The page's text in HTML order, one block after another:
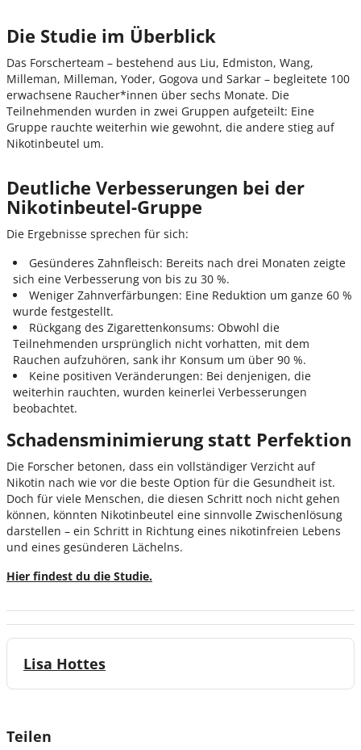
Die Studie im Überblick
Das Forscherteam – bestehend aus Liu, Edmiston, Wang,
Milleman, Milleman, Yoder, Gogova und Sarkar – begleitete 100
erwachsene Raucher*innen über sechs Monate. Die
Teilnehmenden wurden in zwei Gruppen aufgeteilt: Eine
Gruppe rauchte weiterhin wie gewohnt, die andere stieg auf
Nikotinbeutel um.
Deutliche Verbesserungen bei der
Nikotinbeutel-Gruppe
Die Ergebnisse sprechen für sich:
Gesünderes Zahnfleisch: Bereits nach drei Monaten zeigte
sich eine Verbesserung von bis zu 30 %.
Weniger Zahnverfärbungen: Eine Reduktion um ganze 60 %
wurde festgestellt.
Rückgang des Zigarettenkonsums: Obwohl die
Teilnehmenden ursprünglich nicht vorhatten, mit dem
Rauchen aufzuhören, sank ihr Konsum um über 90 %.
Keine positiven Veränderungen: Bei denjenigen, die
weiterhin rauchten, wurden keinerlei Verbesserungen
beobachtet.
Schadensminimierung statt Perfektion
Die Forscher betonen, dass ein vollständiger Verzicht auf
Nikotin nach wie vor die beste Option für die Gesundheit ist.
Doch für viele Menschen, die diesen Schritt noch nicht gehen
können, könnten Nikotinbeutel eine sinnvolle Zwischenlösung
darstellen – ein Schritt in Richtung eines nikotinfreien Lebens
und eines gesünderen Lächelns.
Hier findest du die Studie.
Lisa Hottes
Teilen